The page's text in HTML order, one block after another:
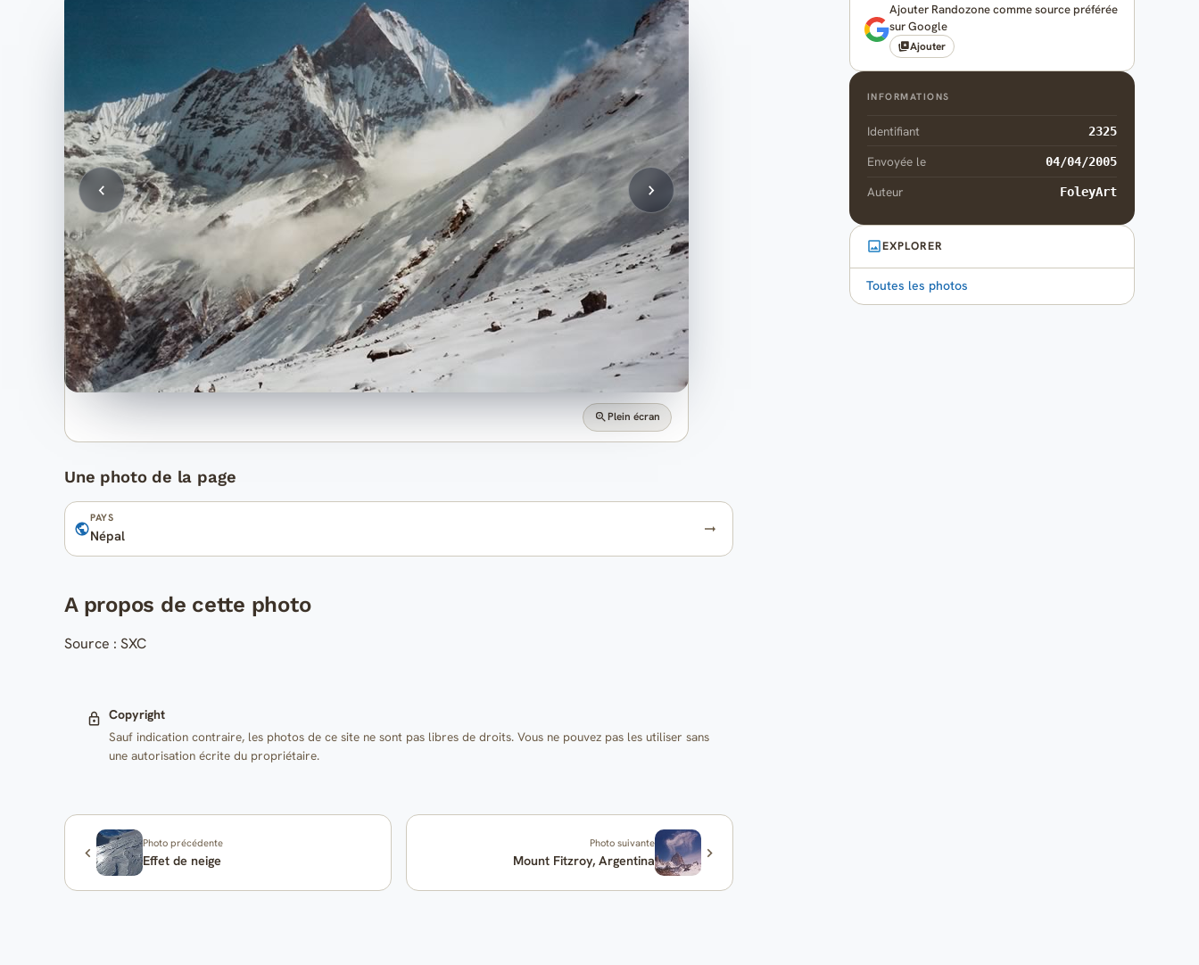
Plein écran
Une photo de la page
PAYS
Népal
A propos de cette photo
Source : SXC
Copyright
Sauf indication contraire, les photos de ce site ne sont pas libres de droits. Vous ne pouvez pas les utiliser sans
une autorisation écrite du propriétaire.
Photo précédente
Effet de neige
Photo suivante
Mount Fitzroy, Argentina
Ajouter Randozone comme source préférée
sur Google
Ajouter
INFORMATIONS
Identifiant 2325
Envoyée le 04/04/2005
Auteur FoleyArt
EXPLORER
Toutes les photos